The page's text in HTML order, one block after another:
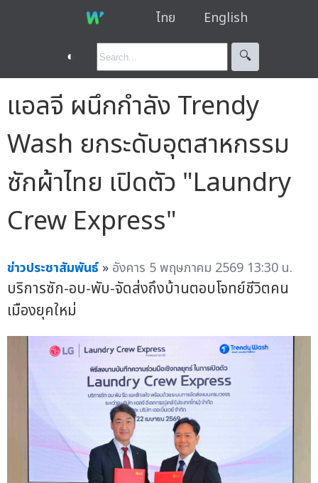
ไทย English
◐ 🔍︎
แอลจี ผนึกกำลัง Trendy
Wash ยกระดับอุตสาหกรรม
ซักผ้าไทย เปิดตัว "Laundry
Crew Express"
ข่าวประชาสัมพันธ์ » อังคาร 5 พฤษภาคม 2569 13:30 น.
บริการซัก-อบ-พับ-จัดส่งถึงบ้านตอบโจทย์ชีวิตคน
เมืองยุคใหม่